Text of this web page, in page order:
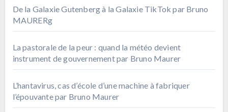
De la Galaxie Gutenberg à la Galaxie TikTok par Bruno
MAURERg
La pastorale de la peur : quand la météo devient
instrument de gouvernement par Bruno Maurer
L’hantavirus, cas d’école d’une machine à fabriquer
l’épouvante par Bruno Maurer